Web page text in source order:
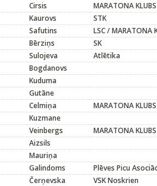
Cirsis
MARATONA KLUBS
Kaurovs
STK
Safutins
LSC / MARATONA
Bērziņs
SK
Sulojeva
Atlētika
Bogdanovs
Kuduma
Gutāne
Celmiņa
MARATONA KLUBS
Kuzmane
Veinbergs
MARATONA KLUBS
Aizsils
Mauriņa
Galindoms
Plēves Picu
Čerņevska
VSK Noskrien